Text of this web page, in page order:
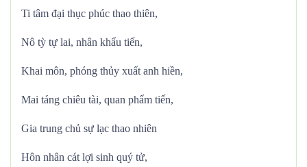
Ti tâm đại thục phúc thao thiên,
Nô tỳ tự lai, nhân khẩu tiến,
Khai môn, phóng thủy xuất anh hiền,
Mai táng chiêu tài, quan phẩm tiến,
Gia trung chủ sự lạc thao nhiên
Hôn nhân cát lợi sinh quý tử,